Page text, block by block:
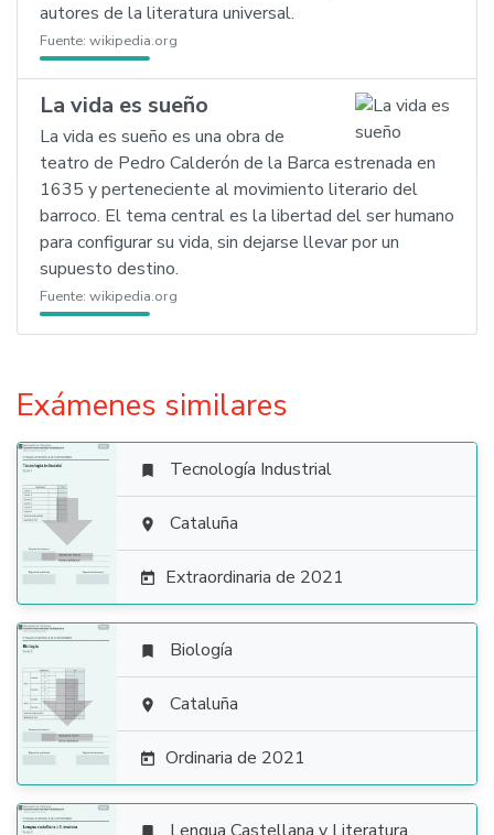
autores de la literatura universal.
Fuente: wikipedia.org
La vida es sueño
La vida es sueño es una obra de
teatro de Pedro Calderón de la Barca estrenada en
1635 y perteneciente al movimiento literario del
barroco. El tema central es la libertad del ser humano
para configurar su vida, sin dejarse llevar por un
supuesto destino.
Fuente: wikipedia.org
Exámenes similares

 Tecnología Industrial
 Cataluña
 Extraordinaria de 2021

 Biología
 Cataluña
 Ordinaria de 2021